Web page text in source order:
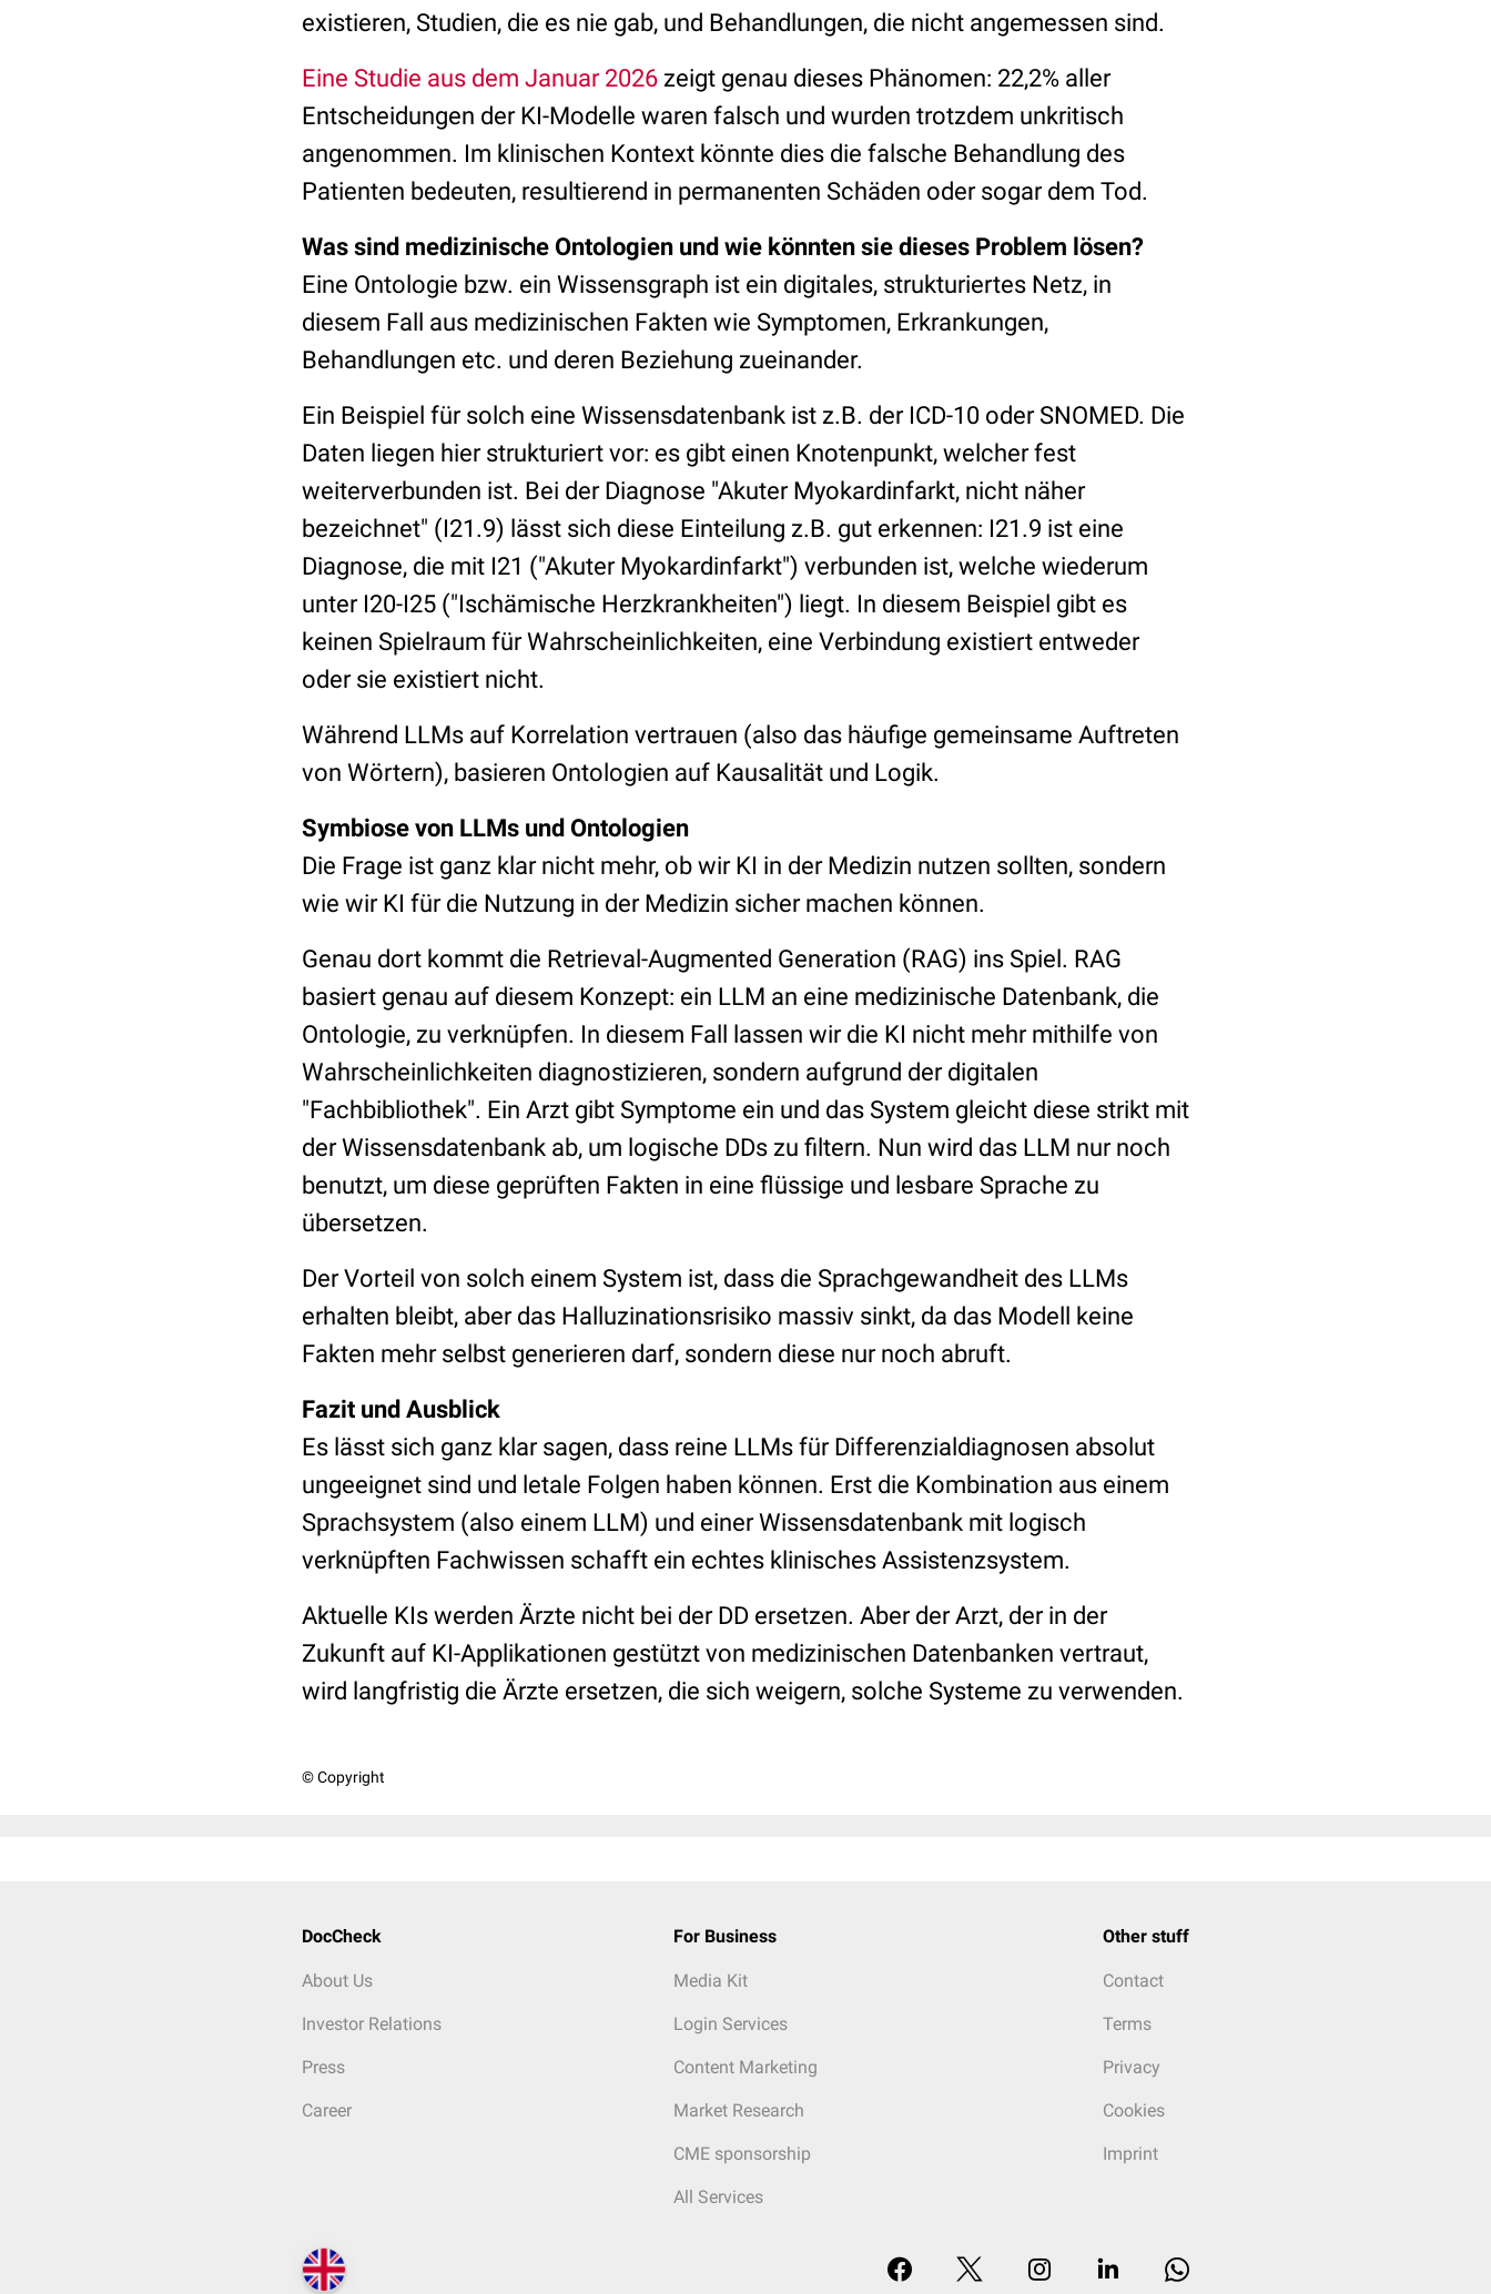
existieren, Studien, die es nie gab, und Behandlungen, die nicht angemessen sind.
Eine Studie aus dem Januar 2026 zeigt genau dieses Phänomen: 22,2% aller
Entscheidungen der KI-Modelle waren falsch und wurden trotzdem unkritisch
angenommen. Im klinischen Kontext könnte dies die falsche Behandlung des
Patienten bedeuten, resultierend in permanenten Schäden oder sogar dem Tod.
Was sind medizinische Ontologien und wie könnten sie dieses Problem lösen?
Eine Ontologie bzw. ein Wissensgraph ist ein digitales, strukturiertes Netz, in
diesem Fall aus medizinischen Fakten wie Symptomen, Erkrankungen,
Behandlungen etc. und deren Beziehung zueinander.
Ein Beispiel für solch eine Wissensdatenbank ist z.B. der ICD-10 oder SNOMED. Die
Daten liegen hier strukturiert vor: es gibt einen Knotenpunkt, welcher fest
weiterverbunden ist. Bei der Diagnose "Akuter Myokardinfarkt, nicht näher
bezeichnet" (I21.9) lässt sich diese Einteilung z.B. gut erkennen: I21.9 ist eine
Diagnose, die mit I21 ("Akuter Myokardinfarkt") verbunden ist, welche wiederum
unter I20-I25 ("Ischämische Herzkrankheiten") liegt. In diesem Beispiel gibt es
keinen Spielraum für Wahrscheinlichkeiten, eine Verbindung existiert entweder
oder sie existiert nicht.
Während LLMs auf Korrelation vertrauen (also das häufige gemeinsame Auftreten
von Wörtern), basieren Ontologien auf Kausalität und Logik.
Symbiose von LLMs und Ontologien
Die Frage ist ganz klar nicht mehr, ob wir KI in der Medizin nutzen sollten, sondern
wie wir KI für die Nutzung in der Medizin sicher machen können.
Genau dort kommt die Retrieval-Augmented Generation (RAG) ins Spiel. RAG
basiert genau auf diesem Konzept: ein LLM an eine medizinische Datenbank, die
Ontologie, zu verknüpfen. In diesem Fall lassen wir die KI nicht mehr mithilfe von
Wahrscheinlichkeiten diagnostizieren, sondern aufgrund der digitalen
"Fachbibliothek". Ein Arzt gibt Symptome ein und das System gleicht diese strikt mit
der Wissensdatenbank ab, um logische DDs zu filtern. Nun wird das LLM nur noch
benutzt, um diese geprüften Fakten in eine flüssige und lesbare Sprache zu
übersetzen.
Der Vorteil von solch einem System ist, dass die Sprachgewandheit des LLMs
erhalten bleibt, aber das Halluzinationsrisiko massiv sinkt, da das Modell keine
Fakten mehr selbst generieren darf, sondern diese nur noch abruft.
Fazit und Ausblick
Es lässt sich ganz klar sagen, dass reine LLMs für Differenzialdiagnosen absolut
ungeeignet sind und letale Folgen haben können. Erst die Kombination aus einem
Sprachsystem (also einem LLM) und einer Wissensdatenbank mit logisch
verknüpften Fachwissen schafft ein echtes klinisches Assistenzsystem.
Aktuelle KIs werden Ärzte nicht bei der DD ersetzen. Aber der Arzt, der in der
Zukunft auf KI-Applikationen gestützt von medizinischen Datenbanken vertraut,
wird langfristig die Ärzte ersetzen, die sich weigern, solche Systeme zu verwenden.
© Copyright
DocCheck
About Us
Investor Relations
Press
Career
For Business
Media Kit
Login Services
Content Marketing
Market Research
CME sponsorship
All Services
Other stuff
Contact
Terms
Privacy
Cookies
Imprint